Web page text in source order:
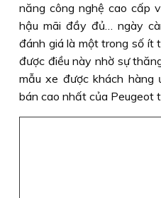
năng công nghệ cao cấp
hậu mãi đầy đủ… ngày
đánh giá là một trong số ít
được điều này nhờ sự
mẫu xe được khách hàng
bán cao nhất của Peugeot